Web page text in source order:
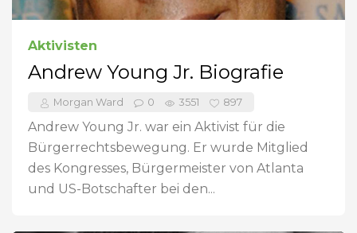
Aktivisten
Andrew Young Jr. Biografie
Morgan Ward 0 3551 897
Andrew Young Jr. war ein Aktivist für die
Bürgerrechtsbewegung. Er wurde Mitglied
des Kongresses, Bürgermeister von Atlanta
und US-Botschafter bei den...